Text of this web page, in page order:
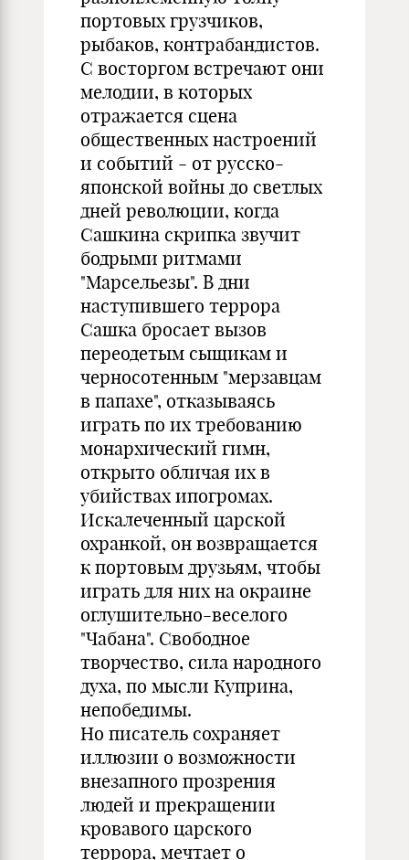
портовых грузчиков,
рыбаков, контрабандистов.
С восторгом встречают они
мелодии, в которых
отражается сцена
общественных настроений
и событий - от русско-
японской войны до светлых
дней революции, когда
Сашкина скрипка звучит
бодрыми ритмами
"Марсельезы". В дни
наступившего террора
Сашка бросает вызов
переодетым сыщикам и
черносотенным "мерзавцам
в папахе", отказываясь
играть по их требованию
монархический гимн,
открыто обличая их в
убийствах ипогромах.
Искалеченный царской
охранкой, он возвращается
к портовым друзьям, чтобы
играть для них на окраине
оглушительно-веселого
"Чабана". Свободное
творчество, сила народного
духа, по мысли Куприна,
непобедимы.
Но писатель сохраняет
иллюзии о возможности
внезапного прозрения
людей и прекращении
кровавого царского
террора, мечтает о